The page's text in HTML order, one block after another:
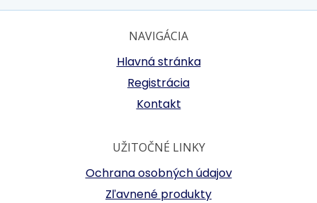
NAVIGÁCIA
Hlavná stránka
Registrácia
Kontakt
UŽITOČNÉ LINKY
Ochrana osobných údajov
Zľavnené produkty